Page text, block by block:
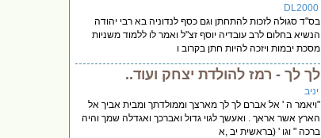
DL2000
בס"ד סגולה לזכות להתחתן וגם כסף לנדוניה בא רבי יהודה
הנשיא בחלום לרב עובדיה יוסף זצ"ל ואמר לו ללמוד משניות
מסכת יבמות ויזכה להיות חתן בקרוב ו
לך לך - רמז להולדת יצחק ועוד..
יניב
"ויאמר ה ' אל אברם לך לך מארצך וממולדתך ומבית אביך אל
הארץ אשר אראך . ואעשך לגוי גדול ואברכך ואגדלה שמך והיה
ברכה " וגו ' (בראשית יב ,א